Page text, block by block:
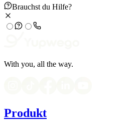
Brauchst du Hilfe?
With you, all the way.
Produkt